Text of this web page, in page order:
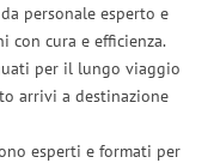
personale esperto e
cura e efficienza.
per il lungo viaggio
arrivi a destinazione
esperti e formati per